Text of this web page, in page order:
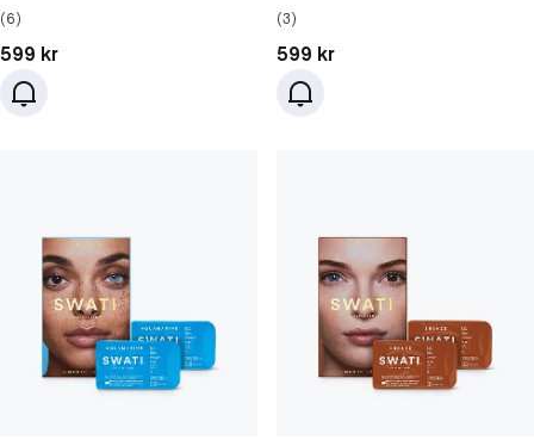
(6)
Pris: 599 kr
599 kr
(3)
Pris: 599 kr
599 kr